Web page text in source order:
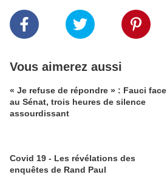
Vous aimerez aussi
« Je refuse de répondre » : Fauci face
au Sénat, trois heures de silence
assourdissant
Covid 19 - Les révélations des
enquêtes de Rand Paul